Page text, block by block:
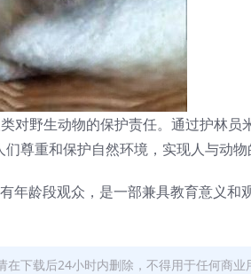
对野生动物的保护责任。通过护林员
尊重和保护自然环境，实现人与动物
年龄段观众，是一部兼具教育意义和
下载后24小时内删除，不得用于任何商业